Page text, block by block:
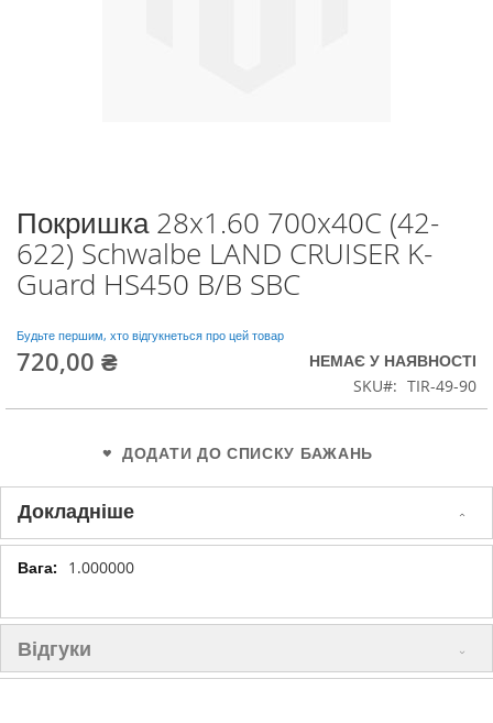
Перейти
до
початку
галереї
Покришка 28x1.60 700x40C (42-
622) Schwalbe LAND CRUISER K-
Guard HS450 B/B SBC
Будьте першим, хто відгукнеться про цей товар
720,00 ₴
НЕМАЄ У НАЯВНОСТІ
SKU
TIR-49-90
ДОДАТИ ДО СПИСКУ БАЖАНЬ
Докладніше
Докладніше1.000000
Відгуки